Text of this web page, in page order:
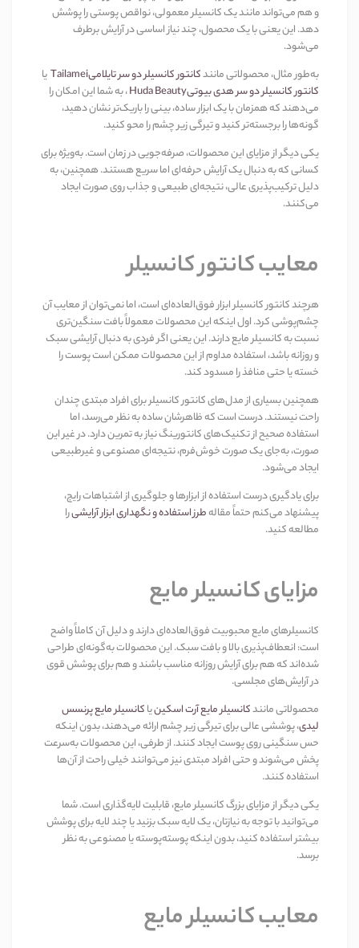
و هم می‌تواند مانند یک کانسیلر معمولی، نواقص پوستی را پوشش
دهد. این یعنی با یک محصول، چند نیاز اساسی در آرایش برطرف
می‌شود.
به‌طور مثال، محصولاتی مانندکانتور کانسیلر دو سر تایلامیTailameiیا
کانتور کانسیلر دو سر هدی بیوتیHuda Beauty، به شما این امکان را
می‌دهند که همزمان با یک ابزار ساده، بینی را باریک‌تر نشان دهید،
گونه‌ها را برجسته‌تر کنید و تیرگی زیر چشم را محو کنید.
یکی دیگر از مزایای این محصولات، صرفه‌جویی در زمان است. به‌ویژه برای
کسانی که به دنبال یک آرایش حرفه‌ای اما سریع هستند. همچنین، به
دلیل ترکیب‌پذیری عالی، نتیجه‌ای طبیعی و جذاب روی صورت ایجاد
می‌کنند.
معایب کانتور کانسیلر
هرچند کانتور کانسیلر ابزار فوق‌العاده‌ای است، اما نمی‌توان از معایب آن
چشم‌پوشی کرد. اول اینکه این محصولات معمولاً بافت سنگین‌تری
نسبت به کانسیلر مایع دارند. این یعنی اگر فردی به دنبال آرایشی سبک
و روزانه باشد، استفاده مداوم از این محصولات ممکن است پوست را
خسته یا حتی منافذ را مسدود کند.
همچنین بسیاری از مدل‌های کانتور کانسیلر برای افراد مبتدی چندان
راحت نیستند. درست است که ظاهرشان ساده به نظر می‌رسد، اما
استفاده صحیح از تکنیک‌های کانتورینگ نیاز به تمرین دارد. در غیر این
صورت، به‌جای یک صورت خوش‌فرم، نتیجه‌ای مصنوعی و غیرطبیعی
ایجاد می‌شود.
برای یادگیری درست استفاده از ابزارها و جلوگیری از اشتباهات رایج،
پیشنهاد می‌کنم حتماً مقالهطرز استفاده و نگهداری ابزار آرایشیرا
مطالعه کنید.
مزایای کانسیلر مایع
کانسیلرهای مایع محبوبیت فوق‌العاده‌ای دارند و دلیل آن کاملاً واضح
است:انعطاف‌پذیری بالا و بافت سبک.این محصولات به‌گونه‌ای طراحی
شده‌اند که هم برای آرایش روزانه مناسب باشند و هم برای پوشش قوی
در آرایش‌های مجلسی.
محصولاتی مانندکانسیلر مایع آرت اسکینیاکانسیلر مایع پرنسس
لیدی، پوششی عالی برای تیرگی زیر چشم ارائه می‌دهند، بدون اینکه
حس سنگینی روی پوست ایجاد کنند. از طرفی، این محصولات به‌سرعت
پخش می‌شوند و حتی افراد مبتدی نیز می‌توانند خیلی راحت از آن‌ها
استفاده کنند.
یکی دیگر از مزایای بزرگ کانسیلر مایع، قابلیت لایه‌گذاری است. شما
می‌توانید با توجه به نیازتان، یک لایه سبک بزنید یا چند لایه برای پوشش
بیشتر استفاده کنید، بدون اینکه پوسته‌پوسته یا مصنوعی به نظر
برسد.
معایب کانسیلر مایع